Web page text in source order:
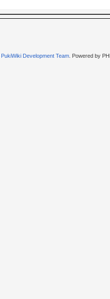
PukiWiki Development Team. Powered by